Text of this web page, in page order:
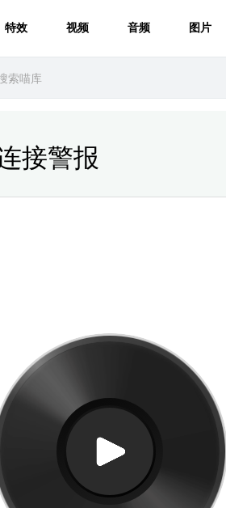
特效 视频 音频 图片
接警报